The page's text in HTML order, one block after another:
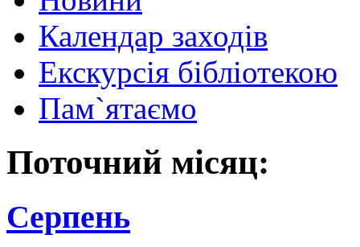
Календар заходів
Екскурсія бібліотекою
Пам`ятаємо
Поточний місяц:
Серпень